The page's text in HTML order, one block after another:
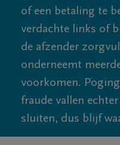
of een betaling te
verdachte links of
de afzender
onderneemt
voorkomen.
fraude vallen
sluiten, dus blijf